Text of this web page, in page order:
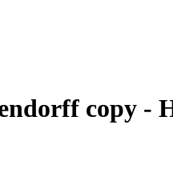
copy -